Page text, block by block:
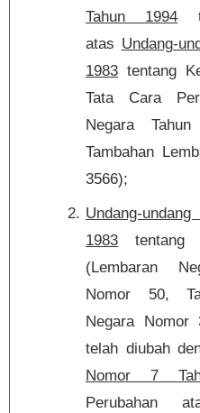
Tahun 1994
atas Undang-
1983 tentang
Tata Cara
Negara
Tambahan
3566);
Undang-
1983 tentang
(Lembaran
Nomor 50,
Negara Nomor
telah diubah
Nomor 7
Perubahan